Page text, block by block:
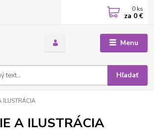
Menu
Hľadať
0 ks
za 0 €
ILUSTRÁCIA
A ILUSTRÁCIA